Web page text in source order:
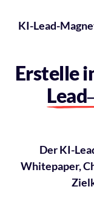
KI-Lead-
Der KI-
Whitepaper,